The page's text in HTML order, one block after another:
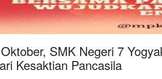
SMK Negeri 7
Kesaktian Pancasila